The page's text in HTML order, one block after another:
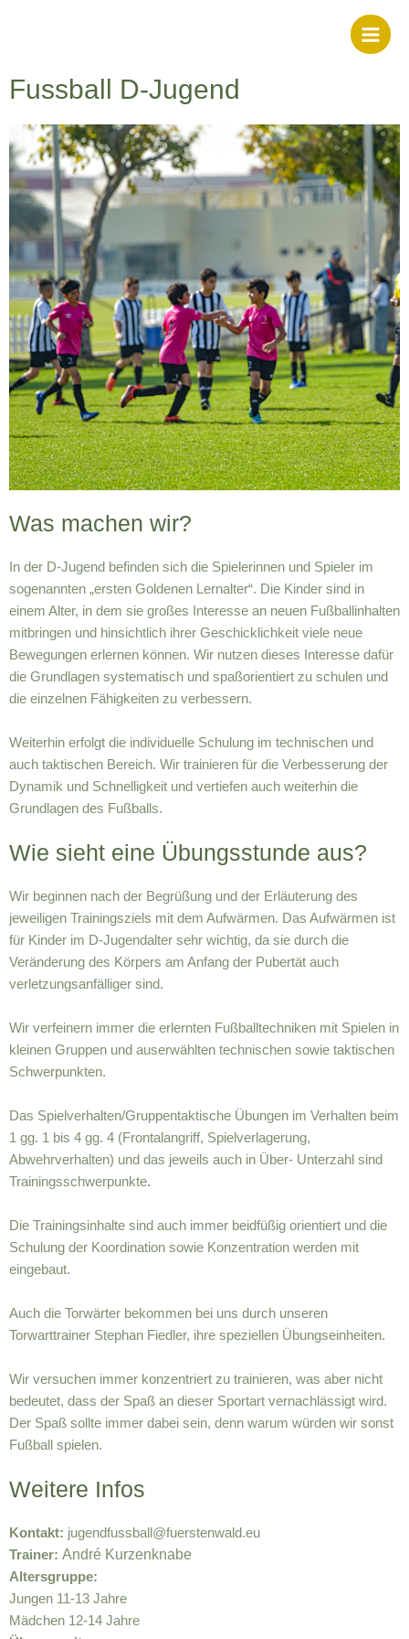
Fussball D-Jugend
Was machen wir?
In der D-Jugend befinden sich die Spielerinnen und Spieler im
sogenannten „ersten Goldenen Lernalter“. Die Kinder sind in
einem Alter, in dem sie großes Interesse an neuen Fußballinhalten
mitbringen und hinsichtlich ihrer Geschicklichkeit viele neue
Bewegungen erlernen können. Wir nutzen dieses Interesse dafür
die Grundlagen systematisch und spaßorientiert zu schulen und
die einzelnen Fähigkeiten zu verbessern.
Weiterhin erfolgt die individuelle Schulung im technischen und
auch taktischen Bereich. Wir trainieren für die Verbesserung der
Dynamik und Schnelligkeit und vertiefen auch weiterhin die
Grundlagen des Fußballs.
Wie sieht eine Übungsstunde aus?
Wir beginnen nach der Begrüßung und der Erläuterung des
jeweiligen Trainingsziels mit dem Aufwärmen. Das Aufwärmen ist
für Kinder im D-Jugendalter sehr wichtig, da sie durch die
Veränderung des Körpers am Anfang der Pubertät auch
verletzungsanfälliger sind.
Wir verfeinern immer die erlernten Fußballtechniken mit Spielen in
kleinen Gruppen und auserwählten technischen sowie taktischen
Schwerpunkten.
Das Spielverhalten/Gruppentaktische Übungen im Verhalten beim
1 gg. 1 bis 4 gg. 4 (Frontalangriff, Spielverlagerung,
Abwehrverhalten) und das jeweils auch in Über- Unterzahl sind
Trainingsschwerpunkte.
Die Trainingsinhalte sind auch immer beidfüßig orientiert und die
Schulung der Koordination sowie Konzentration werden mit
eingebaut.
Auch die Torwärter bekommen bei uns durch unseren
Torwarttrainer Stephan Fiedler, ihre speziellen Übungseinheiten.
Wir versuchen immer konzentriert zu trainieren, was aber nicht
bedeutet, dass der Spaß an dieser Sportart vernachlässigt wird.
Der Spaß sollte immer dabei sein, denn warum würden wir sonst
Fußball spielen.
Weitere Infos
Kontakt: jugendfussball@fuerstenwald.eu
Trainer: André Kurzenknabe
Altersgruppe:
Jungen 11-13 Jahre
Mädchen 12-14 Jahre